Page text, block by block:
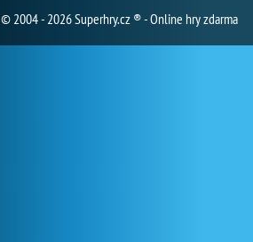
© 2004 - 2026 Superhry.cz ® - Online hry zdarma